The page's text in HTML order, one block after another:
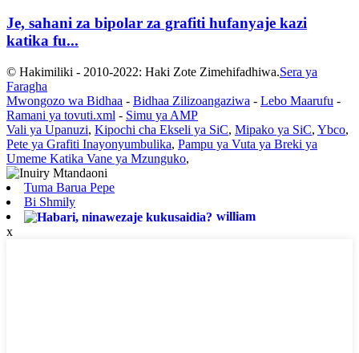
Je, sahani za bipolar za grafiti hufanyaje kazi
katika fu...
© Hakimiliki - 2010-2022: Haki Zote Zimehifadhiwa.Sera ya
Faragha
Mwongozo wa Bidhaa - Bidhaa Zilizoangaziwa - Lebo Maarufu -
Ramani ya tovuti.xml - Simu ya AMP
Vali ya Upanuzi, Kipochi cha Ekseli ya SiC, Mipako ya SiC, Ybco,
Pete ya Grafiti Inayonyumbulika, Pampu ya Vuta ya Breki ya
Umeme Katika Vane ya Mzunguko,
Tuma Barua Pepe
Bi Shmily
william
x